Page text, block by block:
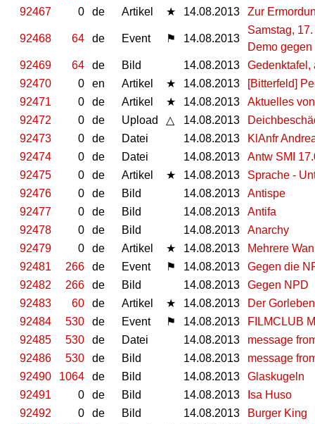
92467
0 de Artikel ★ 14.08.2013 Zur
92468 64 de Event ⚑ 14.08.2013
Samstag,
Demo
92469
64 de Bild 14.08.2013
Gedenktafel,
92470
0 en Artikel ★ 14.08.2013
[Bitterfeld]
92471
0 de Artikel ★ 14.08.2013
Aktuelles
92472
0 de Upload △ 14.08.2013
92473
0 de Datei 14.08.2013
KlAnfr
92474
0 de Datei 14.08.2013
Antw SMI
92475
0 de Artikel ★ 14.08.2013
Sprache -
92476
0 de Bild 14.08.2013
Antispe
92477
0 de Bild 14.08.2013
Antifa
92478
0 de Bild 14.08.2013
Anarchy
92479
0 de Artikel ★ 14.08.2013
Mehrere
92481
266 de Event ⚑ 14.08.2013
Gegen die
92482
266 de Bild 14.08.2013
Gegen NPD
92483
60 de Artikel ★ 14.08.2013
Der
92484
530 de Event ⚑ 14.08.2013
FILMCLUB
92485
530 de Datei 14.08.2013
message
92486
530 de Bild 14.08.2013
message
92490
1064 de Bild 14.08.2013
Glaskugeln
92491
0 de Bild 14.08.2013
Isa Huso
92492
0 de Bild 14.08.2013
Burger King